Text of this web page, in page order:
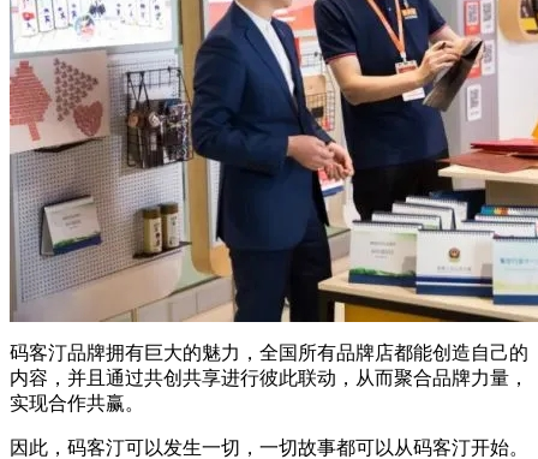
码客汀品牌拥有巨大的魅力，全国所有品牌店都能创造自己的
内容，并且通过共创共享进行彼此联动，从而聚合品牌力量，
实现合作共赢。
因此，码客汀可以发生一切，一切故事都可以从码客汀开始。